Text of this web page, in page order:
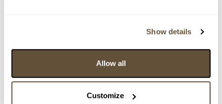
Show details
Allow all
Customize
> Zobrazit detail položky a informace o autorovi
> zpět na aukční výsledky